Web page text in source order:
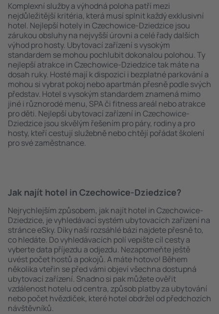
Komplexní služby a výhodná poloha patří mezi
nejdůležitější kritéria, která musí splnit každý exklusivní
hotel. Nejlepší hotely in Czechowice-Dziedzice jsou
zárukou obsluhy na nejvyšší úrovni a celé řady dalších
výhod pro hosty. Ubytovací zařízení s vysokým
standardem se mohou pochlubit dokonalou polohou. Ty
nejlepší atrakce in Czechowice-Dziedzice tak máte na
dosah ruky. Hosté mají k dispozici i bezplatné parkování a
mohou si vybrat pokoj nebo apartmán přesně podle svých
představ. Hotel s vysokým standardem znamená mimo
jiné i různorodé menu, SPA či fitness areál nebo atrakce
pro děti. Nejlepší ubytovací zařízení in Czechowice-
Dziedzice jsou skvělým řešením pro páry, rodiny a pro
hosty, kteří cestují služebně nebo chtějí pořádat školení
pro své zaměstnance.
Jak najít hotel in Czechowice-Dziedzice?
Nejrychlejším způsobem, jak najít hotel in Czechowice-
Dziedzice, je vyhledávací systém ubytovacích zařízení na
stránce eSky. Díky naší rozsáhlé bázi najdete přesně to,
co hledáte. Do vyhledávacích polí vepište cíl cesty a
vyberte data příjezdu a odjezdu. Nezapomeňte ještě
uvést počet hostů a pokojů. A máte hotovo! Během
několika vteřin se před vámi objeví všechna dostupná
ubytovací zařízení. Snadno si pak můžete ověřit
vzdálenost hotelu od centra, způsob platby za ubytování
nebo počet hvězdiček, které hotel obdržel od předchozích
návštěvníků.